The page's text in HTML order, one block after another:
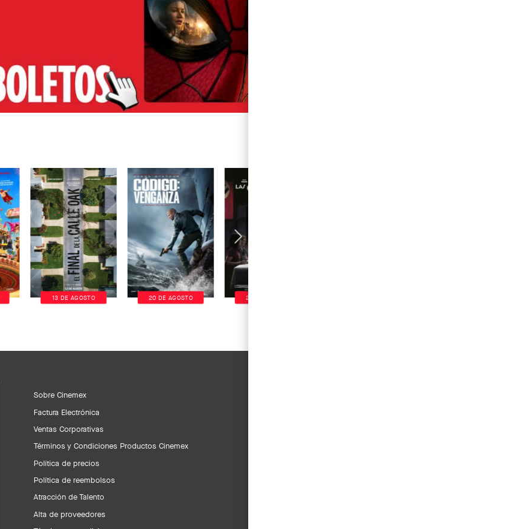
13 DE AGOSTO 20 DE AGOSTO 20 DE AGOSTO
Sobre Cinemex
Factura Electrónica
Ventas Corporativas
Términos y Condiciones Productos Cinemex
Política de precios
Política de reembolsos
Atracción de Talento
Alta de proveedores